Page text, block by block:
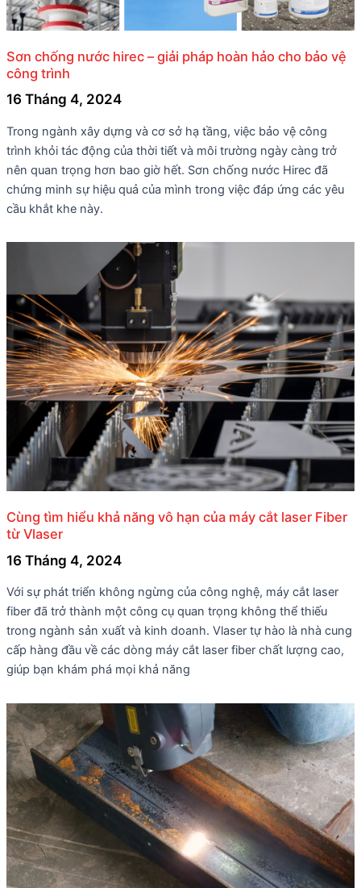
Sơn chống nước hirec – giải pháp hoàn hảo cho bảo vệ
công trình
16 Tháng 4, 2024
Trong ngành xây dựng và cơ sở hạ tầng, việc bảo vệ công
trình khỏi tác động của thời tiết và môi trường ngày càng trở
nên quan trọng hơn bao giờ hết. Sơn chống nước Hirec đã
chứng minh sự hiệu quả của mình trong việc đáp ứng các yêu
cầu khắt khe này.
Cùng tìm hiểu khả năng vô hạn của máy cắt laser Fiber
từ Vlaser
16 Tháng 4, 2024
Với sự phát triển không ngừng của công nghệ, máy cắt laser
fiber đã trở thành một công cụ quan trọng không thể thiếu
trong ngành sản xuất và kinh doanh. Vlaser tự hào là nhà cung
cấp hàng đầu về các dòng máy cắt laser fiber chất lượng cao,
giúp bạn khám phá mọi khả năng